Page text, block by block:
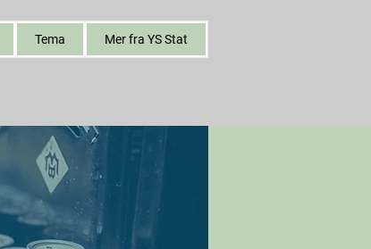
Tema Mer fra YS Stat